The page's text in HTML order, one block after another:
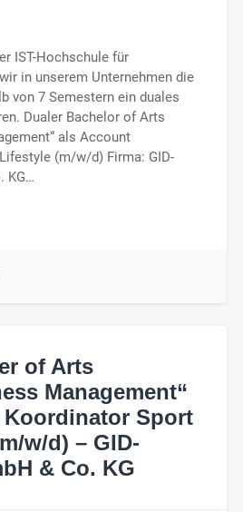
IST-Hochschule für
in unserem Unternehmen die
von 7 Semestern ein duales
Dualer Bachelor of Arts
als Account
(m/w/d) Firma: GID-
KG…
of Arts
Management“
Sport
w/d) – GID-
& Co. KG